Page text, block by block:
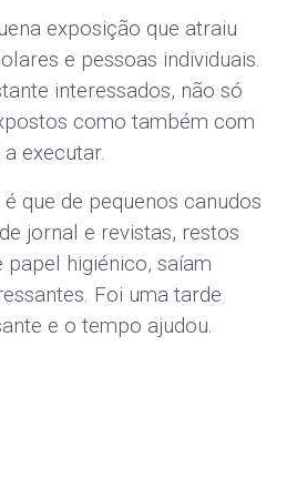
sob a orientação da
Monteiro,com uma muito
encerraram as atividades